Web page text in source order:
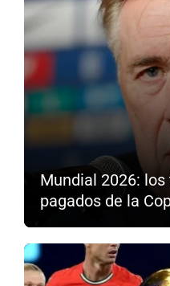
Mundial 2026:
pagados de la